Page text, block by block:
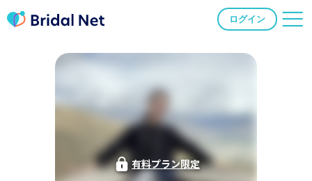
ログイン
有料プラン限定